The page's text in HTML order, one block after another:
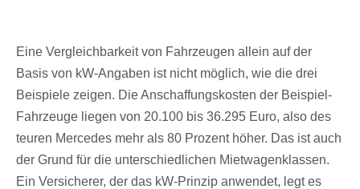
Eine Vergleichbarkeit von Fahrzeugen allein auf der
Basis von kW-Angaben ist nicht möglich, wie die drei
Beispiele zeigen. Die Anschaffungskosten der Beispiel-
Fahrzeuge liegen von 20.100 bis 36.295 Euro, also des
teuren Mercedes mehr als 80 Prozent höher. Das ist auch
der Grund für die unterschiedlichen Mietwagenklassen.
Ein Versicherer, der das kW-Prinzip anwendet, legt es